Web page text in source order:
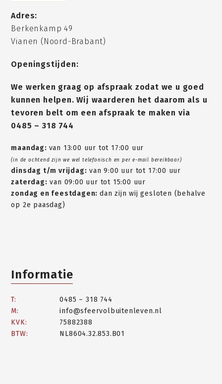
Adres:
Berkenkamp 49
Vianen (Noord-Brabant)
Openingstijden:
We werken graag op afspraak zodat we u goed
kunnen helpen. Wij waarderen het daarom als u
tevoren belt om een afspraak te maken via
0485 – 318 744
maandag: van 13:00 uur tot 17:00 uur
(in de ochtend zijn we wel telefonisch en per e-mail bereikbaar)
dinsdag t/m vrijdag: van 9:00 uur tot 17:00 uur
zaterdag: van 09:00 uur tot 15:00 uur
zondag en feestdagen:dan zijn wij gesloten (behalve
op 2e paasdag)
Informatie
T:
0485 – 318 744
M:
info@sfeervolbuitenleven.nl
KVK:
75882388
BTW:
NL8604.32.853.B01